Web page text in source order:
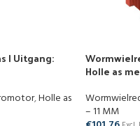
| Uitgang:
,Holle as
Holle as
– 11 MM